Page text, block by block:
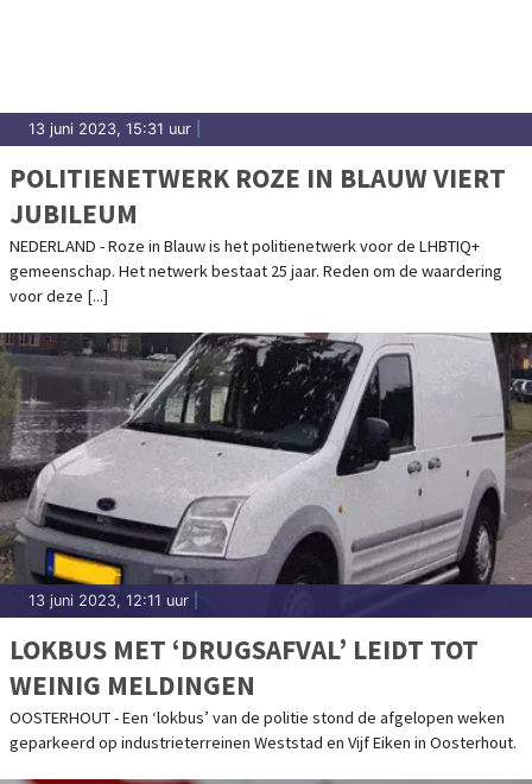
13 juni 2023, 15:31 uur
POLITIENETWERK ROZE IN BLAUW VIERT
JUBILEUM
NEDERLAND - Roze in Blauw is het politienetwerk voor de LHBTIQ+
gemeenschap. Het netwerk bestaat 25 jaar. Reden om de waardering
voor deze [...]
13 juni 2023, 12:11 uur
LOKBUS MET ‘DRUGSAFVAL’ LEIDT TOT
WEINIG MELDINGEN
OOSTERHOUT - Een ‘lokbus’ van de politie stond de afgelopen weken
geparkeerd op industrieterreinen Weststad en Vijf Eiken in Oosterhout.